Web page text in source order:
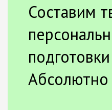
Составим
Абсолютно